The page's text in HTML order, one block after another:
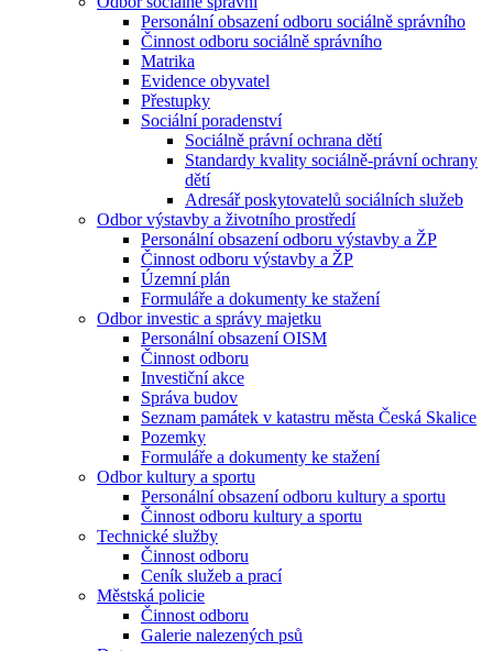
Personální obsazení odboru sociálně správního
Činnost odboru sociálně správního
Matrika
Evidence obyvatel
Přestupky
Sociální poradenství
Sociálně právní ochrana dětí
Standardy kvality sociálně-právní ochrany
dětí
Adresář poskytovatelů sociálních služeb
Odbor výstavby a životního prostředí
Personální obsazení odboru výstavby a ŽP
Činnost odboru výstavby a ŽP
Územní plán
Formuláře a dokumenty ke stažení
Odbor investic a správy majetku
Personální obsazení OISM
Činnost odboru
Investiční akce
Správa budov
Seznam památek v katastru města Česká Skalice
Pozemky
Formuláře a dokumenty ke stažení
Odbor kultury a sportu
Personální obsazení odboru kultury a sportu
Činnost odboru kultury a sportu
Technické služby
Činnost odboru
Ceník služeb a prací
Městská policie
Činnost odboru
Galerie nalezených psů